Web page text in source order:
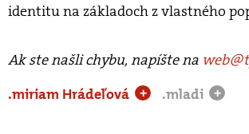
identitu na základoch z vlastného
Ak ste našli chybu, napíšte na
.miriam Hrádeľová
+ .mladi +